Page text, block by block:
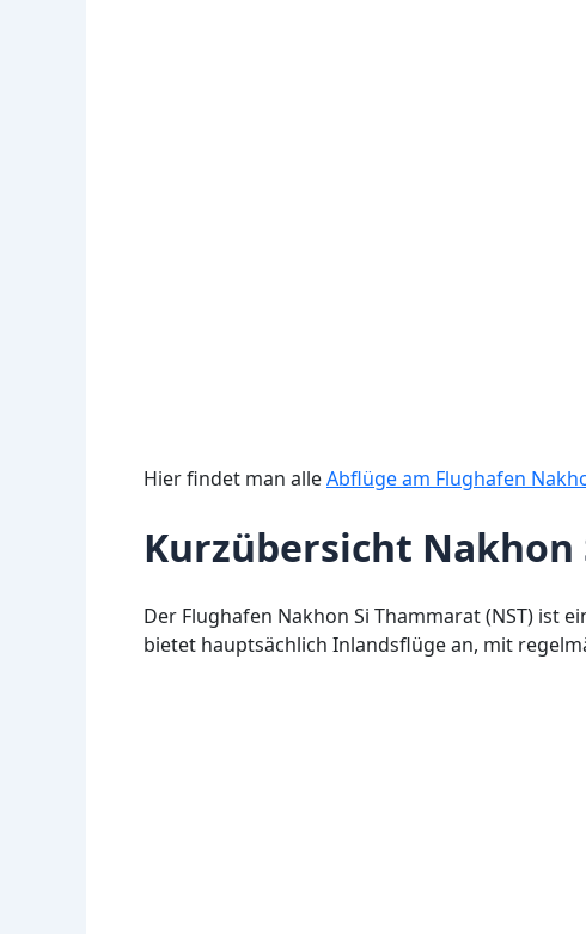
Hier findet man alleAbflüge am Flughafen
Kurzübersicht Nakhon
Der Flughafen Nakhon Si Thammarat (NST) ist
bietet hauptsächlich Inlandsflüge an, mit